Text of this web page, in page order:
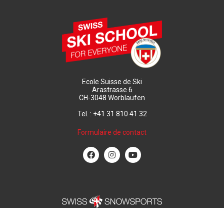
Ecole Suisse de Ski
Arastrasse 6
CH-3048 Worblaufen
Tel. : +41 31 810 41 32
Formulaire de contact